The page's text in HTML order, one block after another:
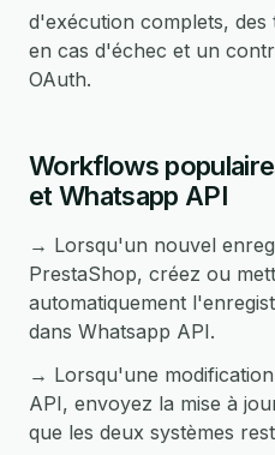
d'exécution complets, des
en cas d'échec et un
OAuth.
Workflows
et Whatsapp API
→ Lorsqu'un nouvel
PrestaShop, créez ou
automatiquement
dans Whatsapp API.
→ Lorsqu'une
API, envoyez la mise à
que les deux systèmes